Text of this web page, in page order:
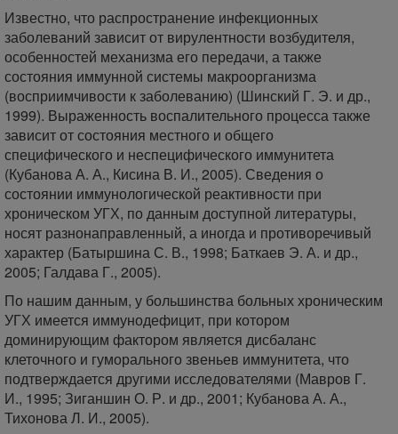
Известно, что распространение инфекционных
заболеваний зависит от вирулентности возбудителя,
особенностей механизма его передачи, а также
состояния иммунной системы макроорганизма
(восприимчивости к заболеванию) (Шинский Г. Э. и др.,
1999). Выраженность воспалительного процесса также
зависит от состояния местного и общего
специфического и неспецифического иммунитета
(Кубанова А. А., Кисина В. И., 2005). Сведения о
состоянии иммунологической реактивности при
хроническом УГХ, по данным доступной литературы,
носят разнонаправленный, а иногда и противоречивый
характер (Батыршина С. В., 1998; Баткаев Э. А. и др.,
2005; Галдава Г., 2005).
По нашим данным, у большинства больных хроническим
УГХ имеется иммунодефицит, при котором
доминирующим фактором является дисбаланс
клеточного и гуморального звеньев иммунитета, что
подтверждается другими исследователями (Мавров Г.
И., 1995; Зиганшин О. Р. и др., 2001; Кубанова А. А.,
Тихонова Л. И., 2005).